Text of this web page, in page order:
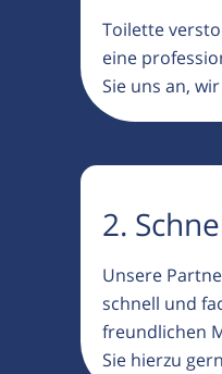
Toilette
eine
Sie uns an,
2.
Unsere
schnell und
freundlichen
Sie hierzu